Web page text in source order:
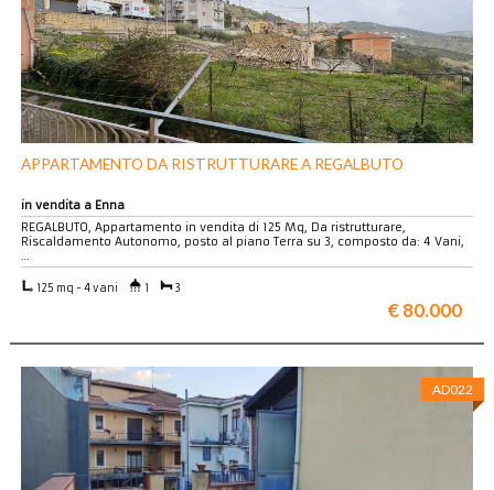
APPARTAMENTO DA RISTRUTTURARE A REGALBUTO
in vendita a Enna
REGALBUTO, Appartamento in vendita di 125 Mq, Da ristrutturare,
Riscaldamento Autonomo, posto al piano Terra su 3, composto da: 4 Vani,
…
125 mq - 4 vani 1 3
€ 80.000
AD022